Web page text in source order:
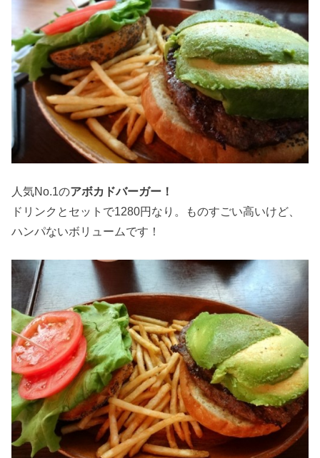
人気No.1のアボカドバーガー！
ドリンクとセットで1280円なり。ものすごい高いけど、
ハンパないボリュームです！